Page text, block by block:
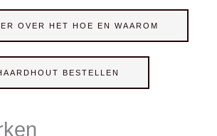
OVER HET HOE EN WAAROM
BESTELLEN